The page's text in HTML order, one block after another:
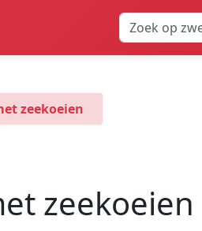
zeekoeien
zeekoeien